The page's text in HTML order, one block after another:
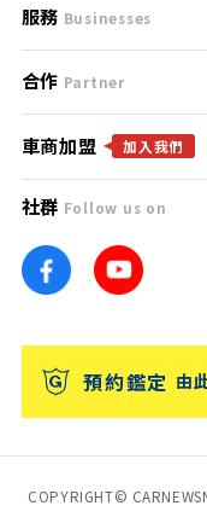
服務條款
免責聲明
隱私權政策
團隊
車訊網
台灣優良中古車商大
支援中心
聯絡我們
服務 Businesses
什麼是Goo鑑定？
找好車
找好店
找海外車
消費者評價
保固
合作 Partner
合作夥伴
廣告合作
車商加盟 加入我們
社群 Follow us on
預約鑑定 由
COPYRIGHT©